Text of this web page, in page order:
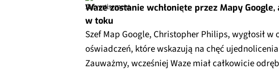
Waze zostanie wchłonięte przez Mapy
w toku
Szef Map Google, Christopher Philips, wygłosił
oświadczeń, które wskazują na chęć
Zauważmy, wcześniej Waze miał całkowicie